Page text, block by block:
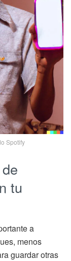
Spotify
tu
a
menos
guardar otras